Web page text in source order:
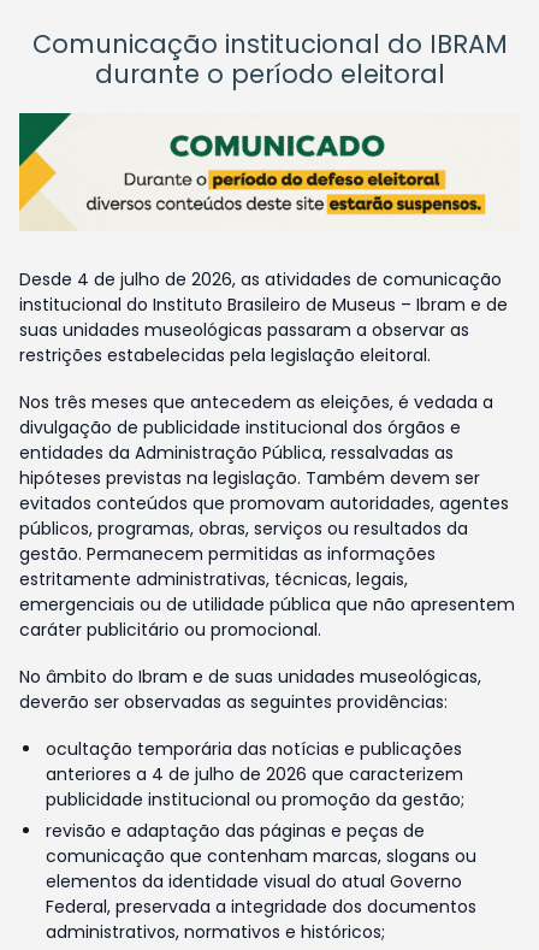
Comunicação institucional do IBRAM
durante o período eleitoral
Desde 4 de julho de 2026, as atividades de comunicação
institucional do Instituto Brasileiro de Museus – Ibram e de
suas unidades museológicas passaram a observar as
restrições estabelecidas pela legislação eleitoral.
Nos três meses que antecedem as eleições, é vedada a
divulgação de publicidade institucional dos órgãos e
entidades da Administração Pública, ressalvadas as
hipóteses previstas na legislação. Também devem ser
evitados conteúdos que promovam autoridades, agentes
públicos, programas, obras, serviços ou resultados da
gestão. Permanecem permitidas as informações
estritamente administrativas, técnicas, legais,
emergenciais ou de utilidade pública que não apresentem
caráter publicitário ou promocional.
No âmbito do Ibram e de suas unidades museológicas,
deverão ser observadas as seguintes providências:
ocultação temporária das notícias e publicações
anteriores a 4 de julho de 2026 que caracterizem
publicidade institucional ou promoção da gestão;
revisão e adaptação das páginas e peças de
comunicação que contenham marcas, slogans ou
elementos da identidade visual do atual Governo
Federal, preservada a integridade dos documentos
administrativos, normativos e históricos;